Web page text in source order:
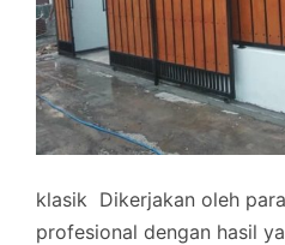
klasik Dikerjakan oleh
profesional dengan hasil